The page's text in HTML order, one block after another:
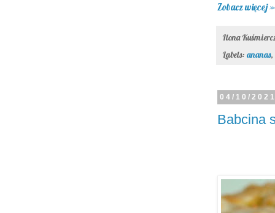
Zobacz więcej »
Ilona
Labels: ananas,
04/10/
Babcina